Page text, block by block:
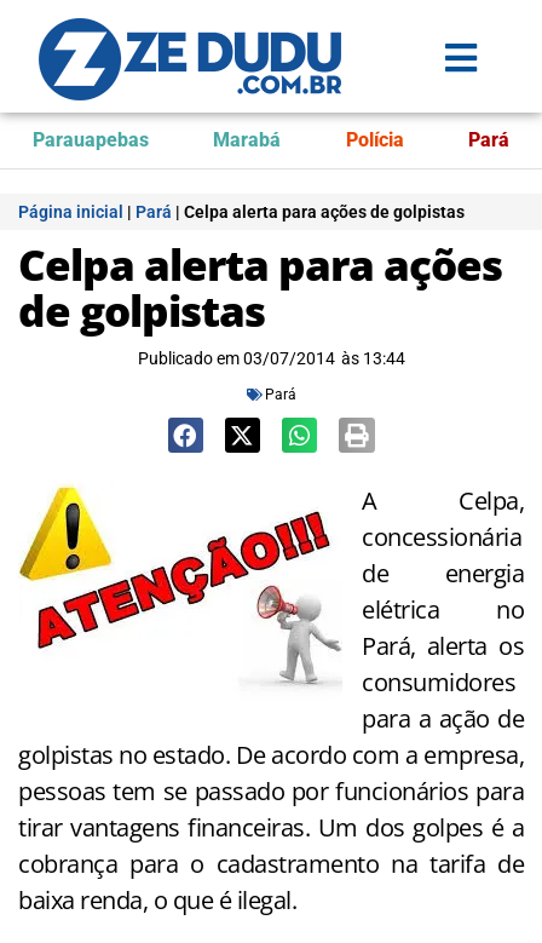
Parauapebas Marabá Polícia Pará
Página inicial | Pará | Celpa alerta para ações de golpistas
Celpa alerta para ações
de golpistas
Publicado em 03/07/2014 às 13:44
Pará
A Celpa,
concessionária
de energia
elétrica no
Pará, alerta os
consumidores
para a ação de
golpistas no estado. De acordo com a empresa,
pessoas tem se passado por funcionários para
tirar vantagens financeiras. Um dos golpes é a
cobrança para o cadastramento na tarifa de
baixa renda, o que é ilegal.